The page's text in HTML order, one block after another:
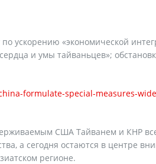
ускорению «экономической
и умы тайваньцев»;
formulate-special-measures-
США Тайванем и КНР
а сегодня остаются в центре
регионе.